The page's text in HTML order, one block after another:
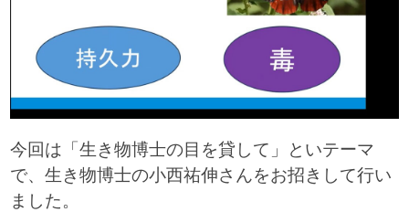
今回は「生き物博士の目を貸して」といテーマ
で、生き物博士の小西祐伸さんをお招きして行い
ました。